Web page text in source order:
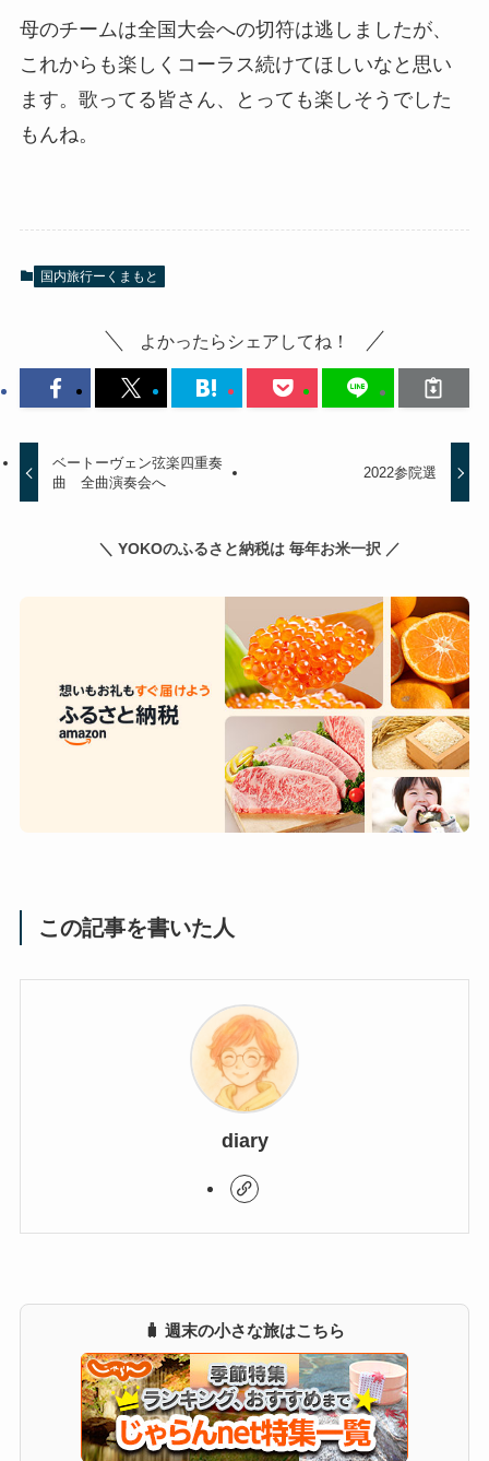
母のチームは全国大会への切符は逃しましたが、
これからも楽しくコーラス続けてほしいなと思い
ます。歌ってる皆さん、とっても楽しそうでした
もんね。
国内旅行ーくまもと
よかったらシェアしてね！
ベートーヴェン弦楽四重奏
曲 全曲演奏会へ
2022参院選
＼ YOKOのふるさと納税は 毎年お米一択 ／
この記事を書いた人
diary
🧳 週末の小さな旅はこちら